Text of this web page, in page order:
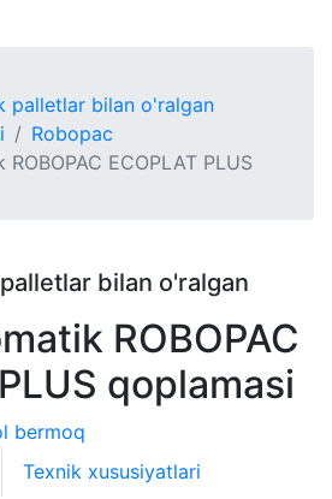
palletlar bilan o'ralgan
Robopac
ECOPLAT PLUS
bilan o'ralgan
ROBOPAC
qoplamasi
bermoq
Texnik xususiyatlari